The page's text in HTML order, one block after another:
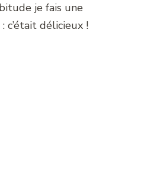
je fais une
c’était délicieux !